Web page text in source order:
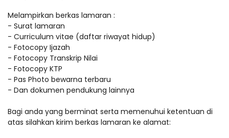
Melampirkan berkas lamaran :
- Surat lamaran
- Curriculum vitae (daftar riwayat hidup)
- Fotocopy Ijazah
- Fotocopy Transkrip Nilai
- Fotocopy KTP
- Pas Photo bewarna terbaru
- Dan dokumen pendukung lainnya
Bagi anda yang berminat serta memenuhui ketentuan di
atas silahkan kirim berkas lamaran ke alamat: